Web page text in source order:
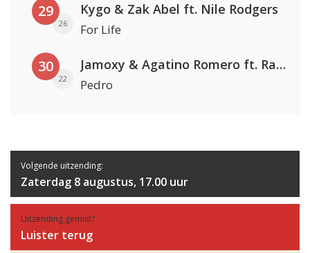
29
26
Kygo & Zak Abel ft. Nile Rodgers
For Life
30
22
Jamoxy & Agatino Romero ft. Raffaella Carrà
Pedro
Volgende uitzending:
Zaterdag 8 augustus, 17.00 uur
Uitzending gemist?
Luister terug